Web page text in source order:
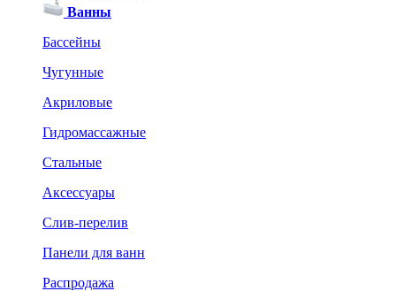
Ванны
Бассейны
Чугунные
Акриловые
Гидромассажные
Стальные
Аксессуары
Слив-перелив
Панели для ванн
Распродажа